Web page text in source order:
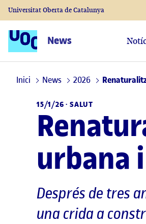
Universitat Oberta de Catalunya
News
Inici News 2026
15/1/26 · SALUT
urbana
Després de tres
una crida a